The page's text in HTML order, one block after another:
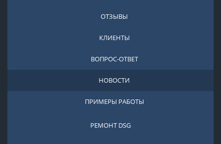
ОТЗЫВЫ
КЛИЕНТЫ
ВОПРОС-ОТВЕТ
НОВОСТИ
ПРИМЕРЫ РАБОТЫ
РЕМОНТ DSG